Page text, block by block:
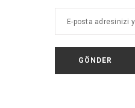
GÖNDER